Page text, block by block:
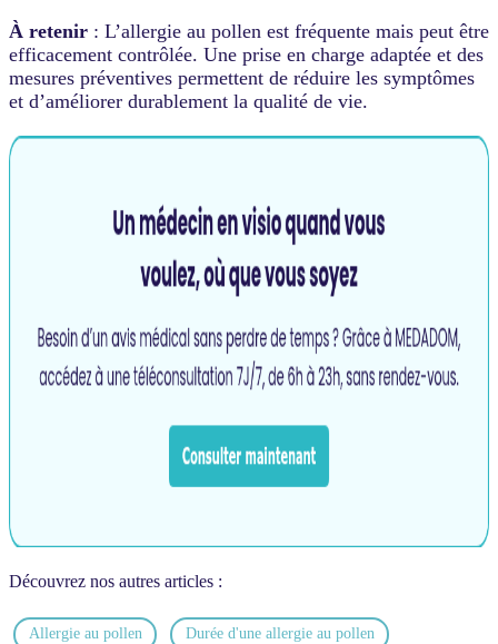
À retenir : L’allergie au pollen est fréquente mais peut être
efficacement contrôlée. Une prise en charge adaptée et des
mesures préventives permettent de réduire les symptômes
et d’améliorer durablement la qualité de vie.
Découvrez nos autres articles :
Allergie au pollen Durée d'une allergie au pollen